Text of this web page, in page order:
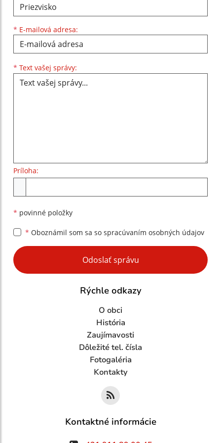
* E-mailová adresa:
* Text vašej správy:
Príloha:
* povinné položky
* Oboznámil som sa so spracúvaním osobných údajov
Google reCaptcha Response
Odoslať správu
Rýchle odkazy
O obci
História
Zaujímavosti
Dôležité tel. čísla
Fotogaléria
Kontakty
Kontaktné informácie